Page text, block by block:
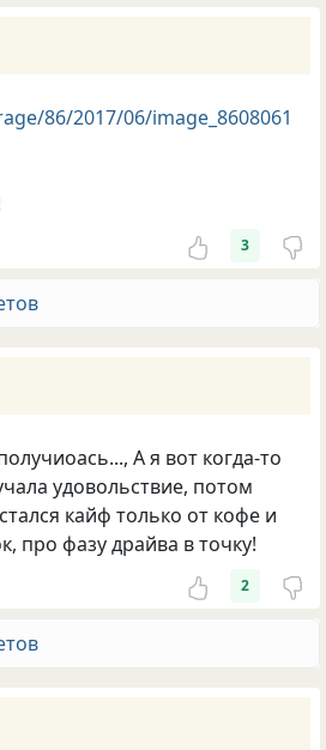
86/2017/06/image_8608061
3
А я вот когда-то
удовольствие, потом
кайф только от кофе и
про фазу драйва в точку!
2